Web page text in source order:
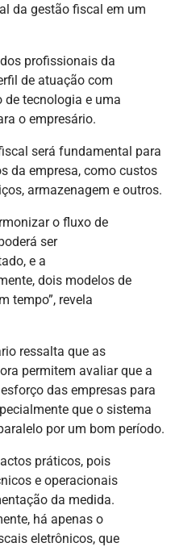
da gestão fiscal em um
profissionais da
de atuação com
de tecnologia e uma
o empresário.
será fundamental para
da empresa, como custos
armazenagem e outros.
o fluxo de
ser
e a
dois modelos de
tempo”, revela
ressalta que as
permitem avaliar que a
das empresas para
que o sistema
por um bom período.
práticos, pois
e operacionais
da medida.
há apenas o
eletrônicos, que